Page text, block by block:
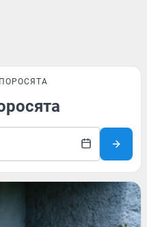
ПОРОСЯТА